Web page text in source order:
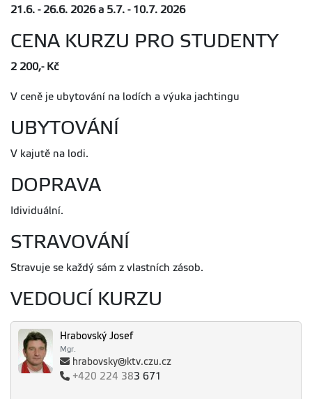
21.6. - 26.6. 2026 a 5.7. - 10.7. 2026
CENA KURZU PRO STUDENTY
2 200,- Kč
V ceně je ubytování na lodích a výuka jachtingu
UBYTOVÁNÍ
V kajutě na lodi.
DOPRAVA
Idividuální.
STRAVOVÁNÍ
Stravuje se každý sám z vlastních zásob.
VEDOUCÍ KURZU
Hrabovský Josef
Mgr.
hrabovsky@ktv.czu.cz
+420 224 383 671